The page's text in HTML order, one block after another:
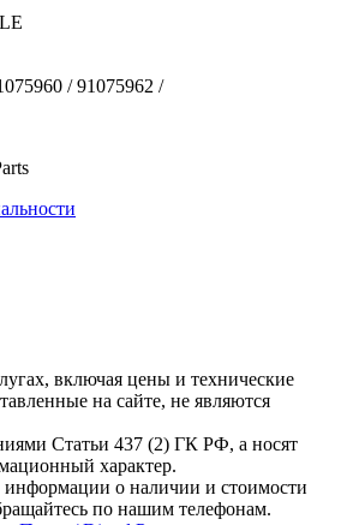
/ 91075962 /
включая цены и технические
на сайте, не являются
Статьи 437 (2) ГК РФ, а носят
характер.
информации о наличии и стоимости
по нашим телефонам.